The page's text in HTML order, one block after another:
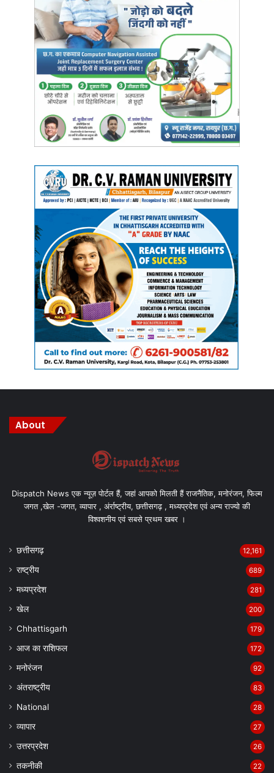
About
Dispatch News एक न्यूज़ पोर्टल हैं, जहां आपको मिलती हैं राजनैतिक, मनोरंजन, फिल्म
जगत ,खेल -जगत, व्यापार , अंर्राष्ट्रीय, छत्तीसगढ़ , मध्यप्रदेश एवं अन्य राज्यो की
विश्वशनीय एवं सबसे प्रथम खबर ।
छत्तीसगढ़ 12,161
राष्ट्रीय 689
मध्यप्रदेश 281
खेल 200
Chhattisgarh 179
आज का राशिफल 172
मनोरंजन 92
अंतराष्ट्रीय 83
National 28
व्यापार 27
उत्तरप्रदेश 26
तकनीकी 22